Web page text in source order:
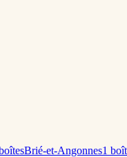
sBrié-et-Angonnes1